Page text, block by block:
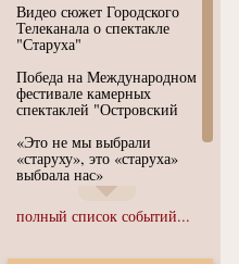
Видео сюжет Городского
Телеканала о спектакле
"Старуха"
Победа на Международном
фестивале камерных
спектаклей "Островский
«Это не мы выбрали
«старуху», это «старуха»
выбрала нас»
Иммерсивный спектакль
"Язык чистого полета
полный список событий...